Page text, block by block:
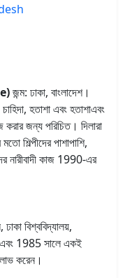
জন্ম: ঢাকা, বাংলাদেশ ।
হতাশা এবং হতাশাএবং
করার জন্য পরিচিত। দিলারা
শিল্পীদের পাশাপাশি,
নারীবাদী কাজ 1990-এর
বিশ্ববিদ্যালয়,
এবং 1985 সালে একই
করেন।